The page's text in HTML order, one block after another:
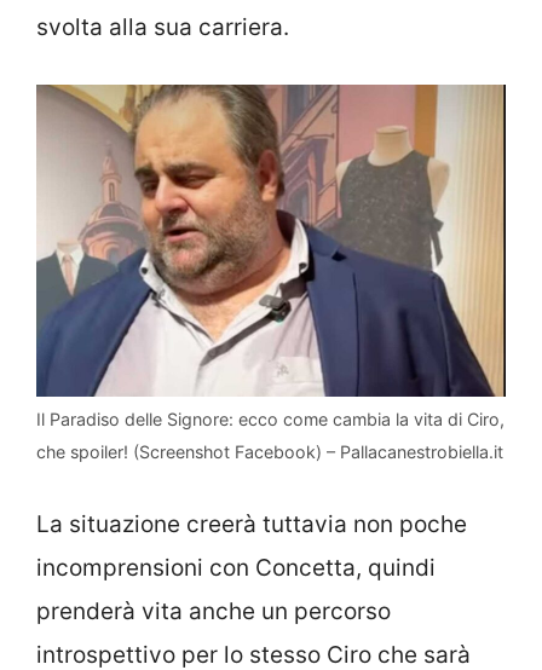
svolta alla sua carriera.
Il Paradiso delle Signore: ecco come cambia la vita di Ciro,
che spoiler! (Screenshot Facebook) – Pallacanestrobiella.it
La situazione creerà tuttavia non poche
incomprensioni con Concetta, quindi
prenderà vita anche un percorso
introspettivo per lo stesso Ciro che sarà